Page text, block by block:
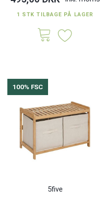
1 STK TILBAGE PÅ LAGER
100% FSC
5five